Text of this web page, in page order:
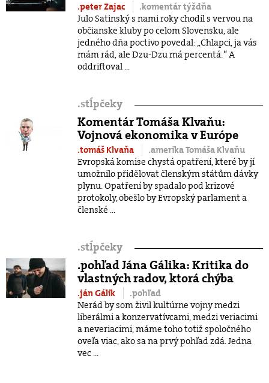
.peter Zajac
.komentár týždňa
Julo Satinský s nami roky chodil s vervou na
občianske kluby po celom Slovensku, ale
jedného dňa poctivo povedal: „Chlapci, ja vás
mám rád, ale Dzu-Dzu má percentá. “ A
oddriftoval ...
.stĺpčeky
Komentár Tomáša Klvaňu:
Vojnová ekonomika v Európe
.tomáš Klvaňa
.amerika Tomáša Klvaňu
Evropská komise chystá opatření, které by jí
umožnilo přidělovat členským státům dávky
plynu. Opatření by spadalo pod krizové
protokoly, obešlo by Evropský parlament a
členské ...
.stĺpčeky
.pohľad Jána Gálika: Kritika do
vlastných radov, ktorá chýba
.ján Gálik
.pohľad
Nerád by som živil kultúrne vojny medzi
liberálmi a konzervatívcami, medzi veriacimi
a neveriacimi, máme toho totiž spoločného
oveľa viac, ako sa na prvý pohľad zdá. Jedna
vec ...